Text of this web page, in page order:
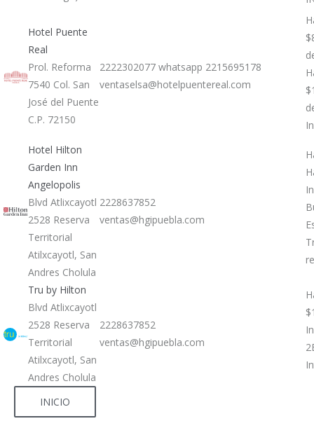
Hotel Puente
Real
Prol. Reforma
7540 Col. San
José del Puente
C.P. 72150
2222302077 whatsapp 2215695178
ventaselsa@hotelpuentereal.com
Hotel Hilton
Garden Inn
Angelopolis
Blvd Atlixcayotl
2528 Reserva
Territorial
Atilxcayotl, San
Andres Cholula
2228637852
ventas@hgipuebla.com
Tru by Hilton
Blvd Atlixcayotl
2528 Reserva
Territorial
Atilxcayotl, San
Andres Cholula
2228637852
ventas@hgipuebla.com
INICIO